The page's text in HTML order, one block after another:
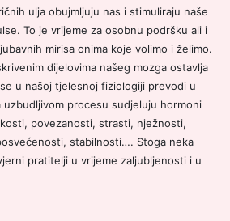
ulja obujmljuju nas i stimuliraju naše
To je vrijeme za osobnu podršku ali i
mirisa onima koje volimo i želimo.
dijelovima našeg mozga ostavlja
u našoj tjelesnoj fiziologiji prevodi u
procesu sudjeluju hormoni
povezanosti, strasti, nježnosti,
stabilnosti…. Stoga neka
pratitelji u vrijeme zaljubljenosti i u